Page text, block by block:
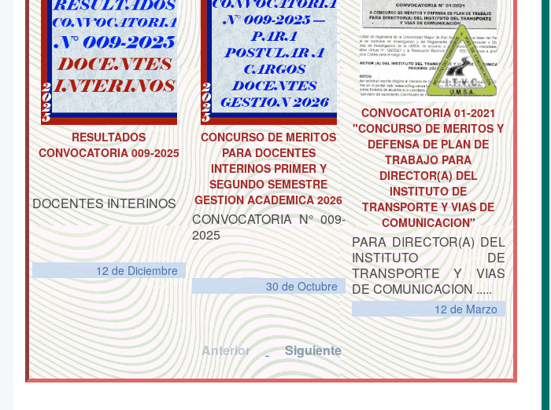
RESULTADOS
CONVOCATORIA 009-2025
DOCENTES INTERINOS
12 de Diciembre
CONCURSO DE MERITOS
PARA DOCENTES
INTERINOS PRIMER Y
SEGUNDO SEMESTRE
GESTION ACADEMICA 2026
CONVOCATORIA N° 009-
2025
30 de Octubre
CONVOCATORIA 01-2021
"CONCURSO DE MERITOS Y
DEFENSA DE PLAN DE
TRABAJO PARA
DIRECTOR(A) DEL
INSTITUTO DE
TRANSPORTE Y VIAS DE
COMUNICACION"
PARA DIRECTOR(A) DEL
INSTITUTO DE
TRANSPORTE Y VIAS
DE COMUNICACION .....
12 de Marzo
Anterior Siguiente